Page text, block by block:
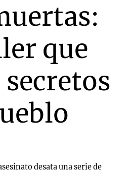
que
desata una serie de